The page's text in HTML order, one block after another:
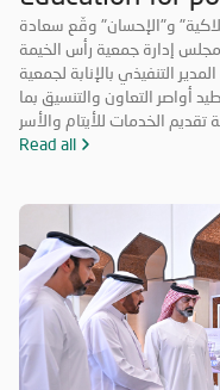
و"الإحسان" وقّع سعادة
إدارة جمعية رأس الخيمة
التنفيذي بالإنابة لجمعية
أواصر التعاون والتنسيق بما
الخدمات للأيتام والأسر
إضافة إلى أهمية ترسيخ علاقة
Read all